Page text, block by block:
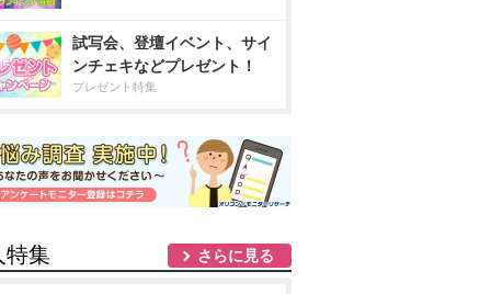
試写会、登壇イベント、サイ
ンチェキなどプレゼント！
プレゼント特集
特集 さらに見る